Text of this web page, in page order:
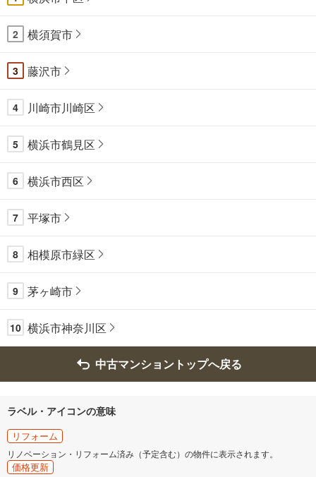
2 横須賀市
3 藤沢市
4 川崎市川崎区
5 横浜市鶴見区
6 横浜市西区
7 平塚市
8 相模原市緑区
9 茅ヶ崎市
10 横浜市神奈川区
中古マンショントップへ戻る
ラベル・アイコンの意味
リフォーム
リノベーション・リフォーム済み（予定含む）の物件に表示されます。
価格更新